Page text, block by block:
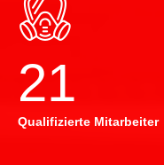
22
Qualifizierte Mitarbeiter